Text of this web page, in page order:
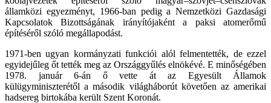
államközi egyezményt, 1966-ban pedig a Nemzetközi Gazdasági
Kapcsolatok Bizottságának irányítójaként a paksi atomerőmű
építéséről szóló megállapodást.
1971-ben ugyan kormányzati funkciói alól felmentették, de ezzel
egyidejűleg őt tették meg az Országgyűlés elnökévé. E minőségében
1978. január 6-án ő vette át az Egyesült Államok
külügyminiszterétől a második világháborút követően az amerikai
hadsereg birtokába került Szent Koronát.